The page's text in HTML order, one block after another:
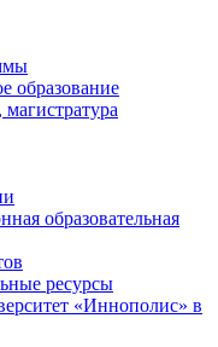
образование
магистратура
образовательная
ресурсы
«Иннополис» в